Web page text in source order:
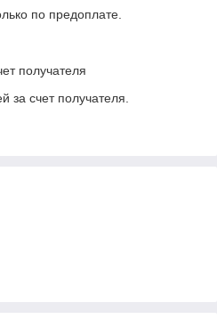
по предоплате.
получателя
за счет получателя.